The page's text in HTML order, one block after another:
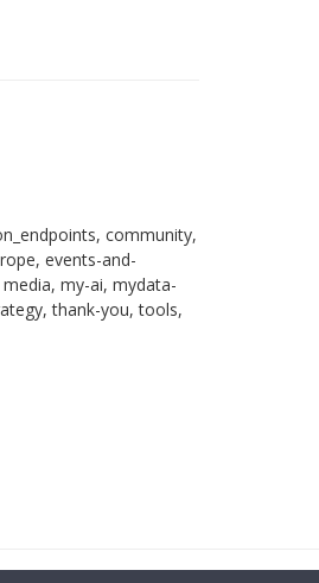
community,
events-and-
my-ai, mydata-
thank-you, tools,